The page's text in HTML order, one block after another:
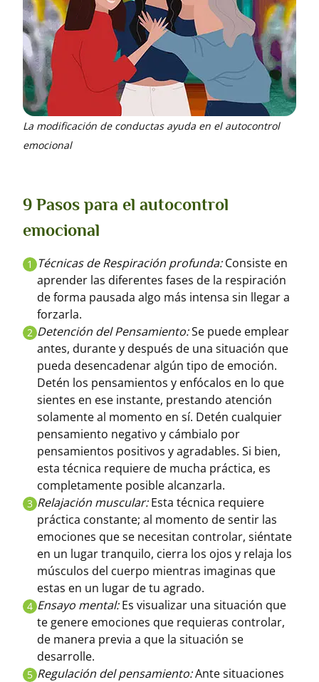
La modificación de conductas ayuda en el autocontrol
emocional
9 Pasos para el autocontrol
emocional
1 Técnicas de Respiración profunda:Consiste en
aprender las diferentes fases de la respiración
de forma pausada algo más intensa sin llegar a
forzarla.
2 Detención del Pensamiento:Se puede emplear
antes, durante y después de una situación que
pueda desencadenar algún tipo de emoción.
Detén los pensamientos y enfócalos en lo que
sientes en ese instante, prestando atención
solamente al momento en sí. Detén cualquier
pensamiento negativo y cámbialo por
pensamientos positivos y agradables. Si bien,
esta técnica requiere de mucha práctica, es
completamente posible alcanzarla.
3 Relajación muscular:Esta técnica requiere
práctica constante; al momento de sentir las
emociones que se necesitan controlar, siéntate
en un lugar tranquilo, cierra los ojos y relaja los
músculos del cuerpo mientras imaginas que
estas en un lugar de tu agrado.
4 Ensayo mental:Es visualizar una situación que
te genere emociones que requieras controlar,
de manera previa a que la situación se
desarrolle.
5 Regulación del pensamiento:Ante situaciones